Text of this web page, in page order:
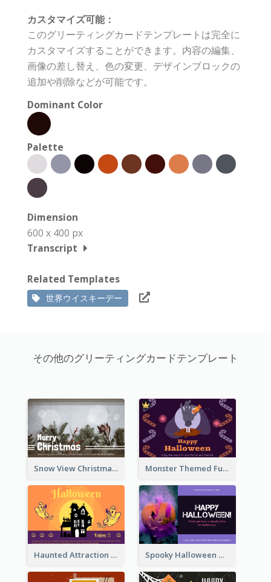
カスタマイズ可能：
このグリーティングカードテンプレートは完全に
カスタマイズすることができます。内容の編集、
画像の差し替え、色の変更、デザインブロックの
追加や削除などが可能です。
Dominant Color
Palette
Dimension
600 x 400 px
Transcript
Related Templates
世界ウイスキーデー
その他のグリーティングカードテンプレート
Snow View Christmas Card With Simple Design Monster Themed Fun Halloween Greeting Card
Haunted Attraction Themed Halloween Card Spooky Halloween Greeting Card